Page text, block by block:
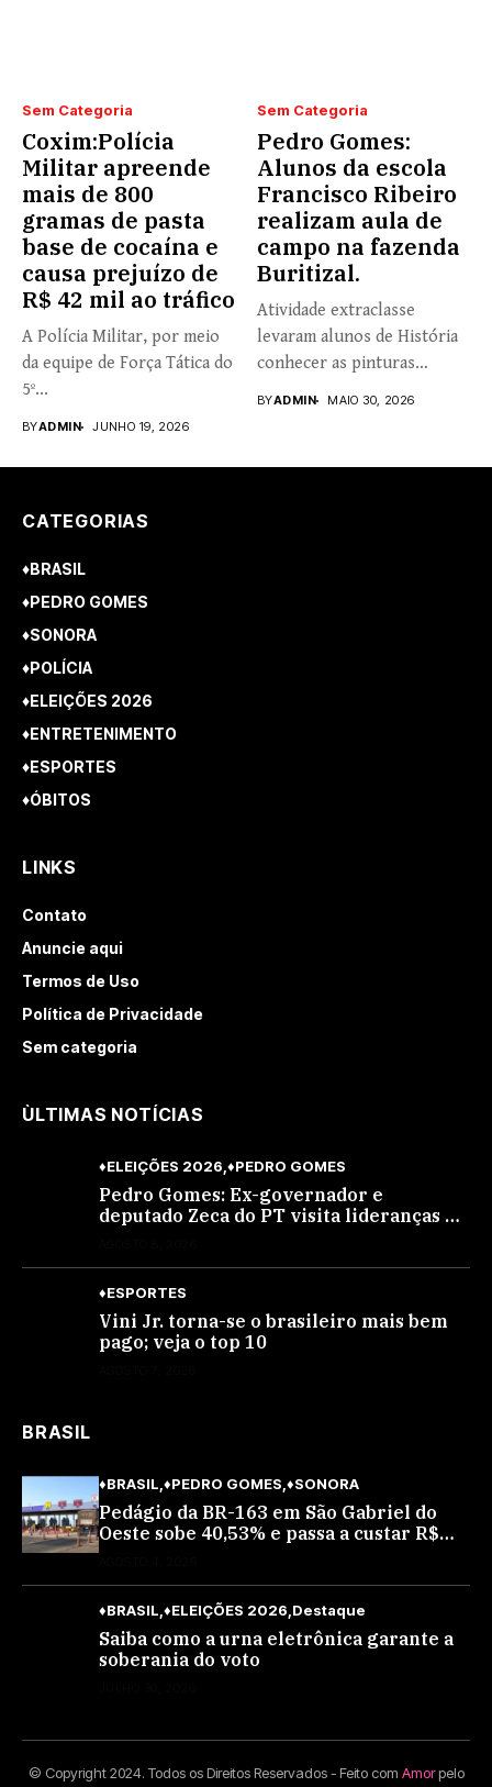
Sem Categoria
Coxim:Polícia
Militar apreende
mais de 800
gramas de pasta
base de cocaína e
causa prejuízo de
R$ 42 mil ao tráfico
A Polícia Militar, por meio
da equipe de Força Tática do
5º...
BYADMIN JUNHO 19, 2026
Sem Categoria
Pedro Gomes:
Alunos da escola
Francisco Ribeiro
realizam aula de
campo na fazenda
Buritizal.
Atividade extraclasse
levaram alunos de História
conhecer as pinturas
BYADMIN MAIO 30, 2026
CATEGORIAS
♦BRASIL
♦PEDRO GOMES
♦SONORA
♦POLÍCIA
♦ELEIÇÕES 2026
♦ENTRETENIMENTO
♦ESPORTES
♦ÓBITOS
LINKS
Contato
Anuncie aqui
Termos de Uso
Política de Privacidade
Sem categoria
ÙLTIMAS NOTÍCIAS
♦ELEIÇÕES 2026 ♦PEDRO GOMES
Pedro Gomes: Ex-governador e
deputado Zeca do PT visita lideranças do
♦ESPORTES
Vini Jr. torna-se o brasileiro mais bem
pago; veja o top 10
BRASIL
♦BRASIL ♦PEDRO GOMES ♦SONORA
Pedágio da BR-163 em São Gabriel do
Oeste sobe 40,53% e passa a custar R$
♦BRASIL ♦ELEIÇÕES 2026 Destaque
Saiba como a urna eletrônica garante a
soberania do voto
© Copyright 2024. Todos os Direitos Reservados - Feito com Amorpelo